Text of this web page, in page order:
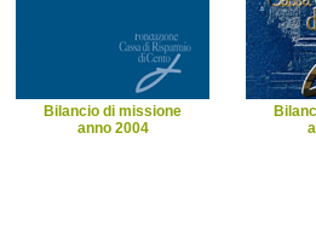
Bilancio di missione
anno 2004